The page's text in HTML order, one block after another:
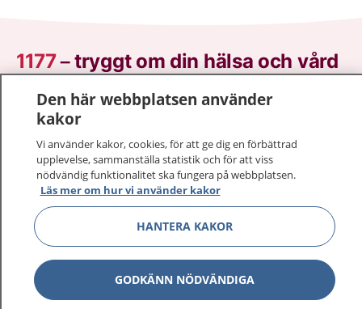
1177–tryggt om din hälsa och vård
På 1177.se får du råd om hälsa och information om
sjukdomar och vilka mottagningar du kan kontakta.
Logga in för att läsa din journal och göra dina
vårdärenden. Ring telefonnummer 1177 för
sjukvårdsrådgivning dygnet runt.
1177 ger dig råd när du vill må bättre.
1177 på flera språk Visa
Den här webbplatsen använder
kakor
Vi använder kakor, cookies, för att ge dig en förbättrad
upplevelse, sammanställa statistik och för att viss
nödvändig funktionalitet ska fungera på webbplatsen.
Läs mer om hur vi använder kakor
HANTERA KAKOR
GODKÄNN NÖDVÄNDIGA